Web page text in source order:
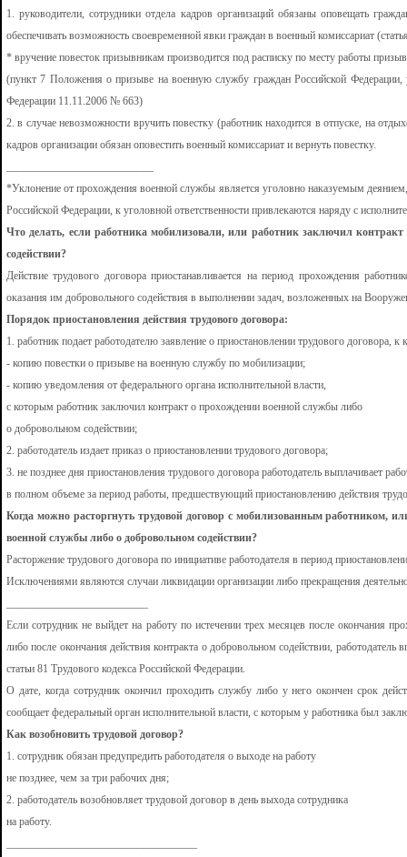
1. руководители, сотрудники отдела кадров организаций обязаны оповещать
обеспечивать возможность своевременной явки граждан в военный комиссариат
* вручение повесток призывникам производится под расписку по месту работы
(пункт 7 Положения о призыве на военную службу граждан Российской Федерации,
Федерации 11.11.2006 № 663)
2. в случае невозможности вручить повестку (работник находится в отпуске, на
кадров организации обязан оповестить военный комиссариат и вернуть повестку.
*Уклонение от прохождения военной службы является уголовно наказуемым
Российской Федерации, к уголовной ответственности привлекаются наряду с
Что делать, если работника мобилизовали, или работник заключил
содействии?
Действие трудового договора приостанавливается на период прохождения
оказания им добровольного содействия в выполнении задач, возложенных на
Порядок приостановления действия трудового договора:
1. работник подает работодателю заявление о приостановлении трудового
- копию повестки о призыве на военную службу по мобилизации;
- копию уведомления от федерального органа исполнительной власти,
с которым работник заключил контракт о прохождении военной службы либо
о добровольном содействии;
2. работодатель издает приказ о приостановлении трудового договора;
3. не позднее дня приостановления трудового договора работодатель выплачивает
в полном объеме за период работы, предшествующий приостановлению действия
Когда можно расторгнуть трудовой договор с мобилизованным работником,
военной службы либо о добровольном содействии?
Расторжение трудового договора по инициативе работодателя в период
Исключениями являются случаи ликвидации организации либо прекращения
Если сотрудник не выйдет на работу по истечении трех месяцев после окончания
либо после окончания действия контракта о добровольном содействии, работодатель
статьи 81 Трудового кодекса Российской Федерации.
О дате, когда сотрудник окончил проходить службу либо у него окончен срок
сообщает федеральный орган исполнительной власти, с которым у работника был
Как возобновить трудовой договор?
1. сотрудник обязан предупредить работодателя о выходе на работу
не позднее, чем за три рабочих дня;
2. работодатель возобновляет трудовой договор в день выхода сотрудника
на работу.